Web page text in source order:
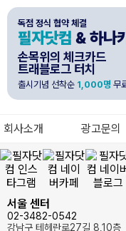
필자닷컴 & 하나
독점 정식 협약 체결
손목위의 체크카드
트래블로그 터치
출시기념 선착순 1,000명 무
회사소개 광고문의
서울 센터
02-3482-0542
강남구 테헤란로27길 8,10층